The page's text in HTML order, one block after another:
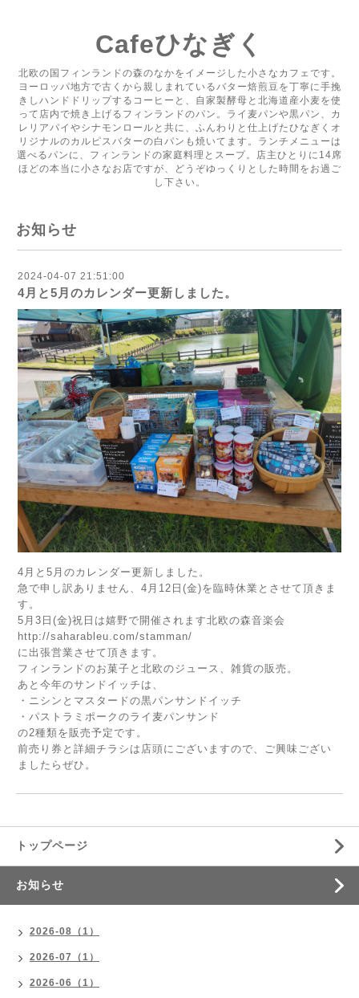
Cafeひなぎく
北欧の国フィンランドの森のなかをイメージした小さなカフェです。
ヨーロッパ地方で古くから親しまれているバター焙煎豆を丁寧に手挽
きしハンドドリップするコーヒーと、自家製酵母と北海道産小麦を使
って店内で焼き上げるフィンランドのパン。ライ麦パンや黒パン、カ
レリアパイやシナモンロールと共に、ふんわりと仕上げたひなぎくオ
リジナルのカルピスバターの白パンも焼いてます。ランチメニューは
選べるパンに、フィンランドの家庭料理とスープ。店主ひとりに14席
ほどの本当に小さなお店ですが、どうぞゆっくりとした時間をお過ご
し下さい。
お知らせ
2024-04-07 21:51:00
4月と5月のカレンダー更新しました。
4月と5月のカレンダー更新しました。
急で申し訳ありません、4月12日(金)を臨時休業とさせて頂きま
す。
5月3日(金)祝日は嬉野で開催されます北欧の森音楽会
http://saharableu.com/stamman/
に出張営業させて頂きます。
フィンランドのお菓子と北欧のジュース、雑貨の販売。
あと今年のサンドイッチは、
・ニシンとマスタードの黒パンサンドイッチ
・パストラミポークのライ麦パンサンド
の2種類を販売予定です。
前売り券と詳細チラシは店頭にございますので、ご興味ござい
ましたらぜひ。
トップページ
お知らせ
2026-08（1）
2026-07（1）
2026-06（1）